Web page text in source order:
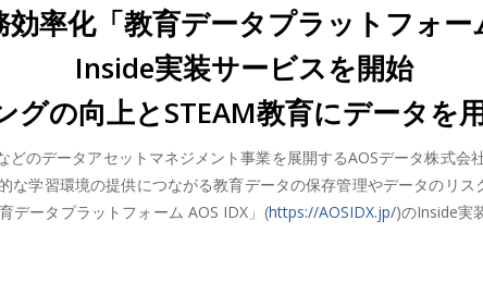
率化「教育データプラットフォー
Inside実装サービスを開始
グの向上とSTEAM教育にデータを
のデータアセットマネジメント事業を展開するAOSデータ株式
学習環境の提供につながる教育データの保存管理やデータのリ
データプラットフォーム AOS IDX」(https://AOSIDX.jp/)のInside実